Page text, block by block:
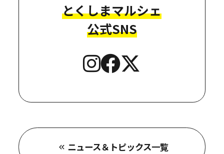
とくしまマルシェ
公式SNS
ニュース＆トピックス一覧